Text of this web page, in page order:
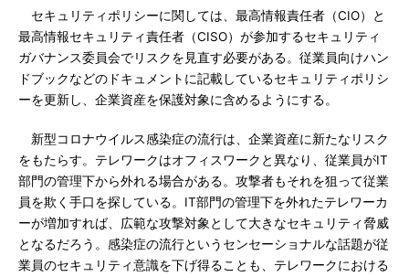
セキュリティポリシーに関しては、最高情報責任者（CIO）と
最高情報セキュリティ責任者（CISO）が参加するセキュリティ
ガバナンス委員会でリスクを見直す必要がある。従業員向けハン
ドブックなどのドキュメントに記載しているセキュリティポリシ
ーを更新し、企業資産を保護対象に含めるようにする。
新型コロナウイルス感染症の流行は、企業資産に新たなリスク
をもたらす。テレワークはオフィスワークと異なり、従業員がIT
部門の管理下から外れる場合がある。攻撃者もそれを狙って従業
員を欺く手口を探している。IT部門の管理下を外れたテレワーカ
ーが増加すれば、広範な攻撃対象として大きなセキュリティ脅威
となるだろう。感染症の流行というセンセーショナルな話題が従
業員のセキュリティ意識を下げ得ることも、テレワークにおける